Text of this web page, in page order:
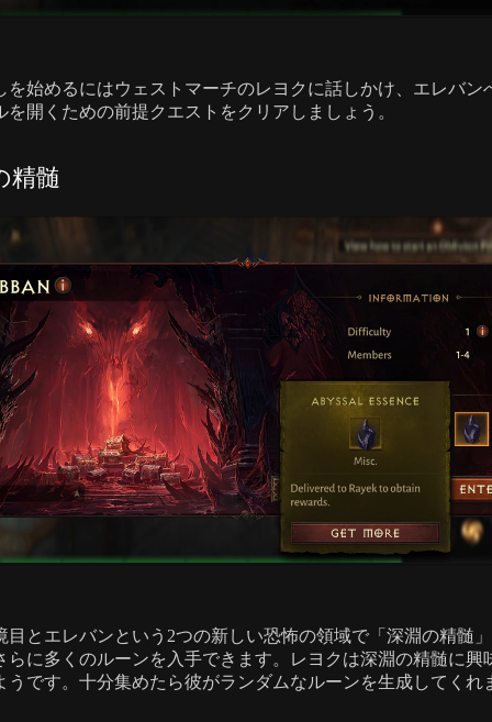
を始めるにはウェストマーチのレヨクに話しかけ、エレバン
を開くための前提クエストをクリアしましょう。
精髄
目とエレバンという2つの新しい恐怖の領域で「深淵の精髄
らに多くのルーンを入手できます。レヨクは深淵の精髄に興
うです。十分集めたら彼がランダムなルーンを生成してくれ